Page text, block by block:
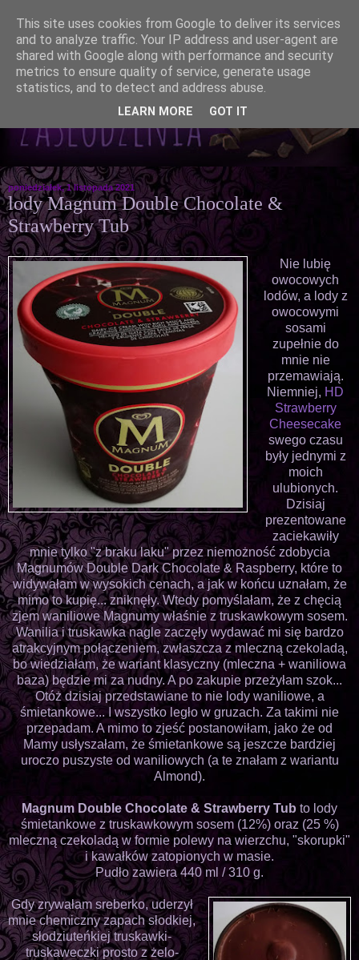
poniedziałek, 1 listopada 2021
lody Magnum Double Chocolate &
Strawberry Tub
Nie lubię
owocowych
lodów, a lody z
owocowymi
sosami
zupełnie do
mnie nie
przemawiają.
Niemniej, HD
Strawberry
Cheesecake
swego czasu
były jednymi z
moich
ulubionych.
Dzisiaj
prezentowane
zaciekawiły
mnie tylko "z braku laku" przez niemożność zdobycia
Magnumów Double Dark Chocolate & Raspberry, które to
widywałam w wysokich cenach, a jak w końcu uznałam, że
mimo to kupię... zniknęły. Wtedy pomyślałam, że z chęcią
zjem waniliowe Magnumy właśnie z truskawkowym sosem.
Wanilia i truskawka nagle zaczęły wydawać mi się bardzo
atrakcyjnym połączeniem, zwłaszcza z mleczną czekoladą,
bo wiedziałam, że wariant klasyczny (mleczna + waniliowa
baza) będzie mi za nudny. A po zakupie przeżyłam szok...
Otóż dzisiaj przedstawiane to nie lody waniliowe, a
śmietankowe... I wszystko legło w gruzach. Za takimi nie
przepadam. A mimo to zjeść postanowiłam, jako że od
Mamy usłyszałam, że śmietankowe są jeszcze bardziej
uroczo puszyste od waniliowych (a te znałam z wariantu
Almond).
Magnum Double Chocolate & Strawberry Tub to lody
śmietankowe z truskawkowym sosem (12%) oraz (25 %)
mleczną czekoladą w formie polewy na wierzchu, "skorupki"
i kawałków zatopionych w masie.
Pudło zawiera 440 ml / 310 g.
Gdy zrywałam sreberko, uderzył
mnie chemiczny zapach słodkiej,
słodziuteńkiej truskawki-
truskaweczki prosto z żelo-
This site uses cookies from Google to deliver its services
and to analyze traffic. Your IP address and user-agent are
shared with Google along with performance and security
metrics to ensure quality of service, generate usage
statistics, and to detect and address abuse.
LEARN MORE GOT IT